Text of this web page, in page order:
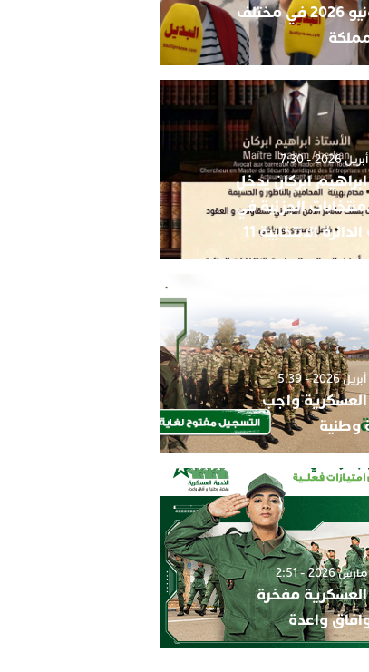
دورة يونيو 2026 في مختلف
ابراهيم ابركان يدخل
الجزئية في
الانتخابية 11
العسكرية واجب
وطنية
مفخرة
واعدة